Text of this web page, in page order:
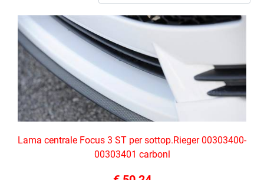
Lama centrale Focus 3 ST per sottop.Rieger 00303400-
00303401 carbonl